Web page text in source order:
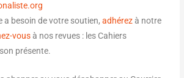
a besoin de votre soutien,adhérezà notre
vousà nos revues : les Cahiers
présente.